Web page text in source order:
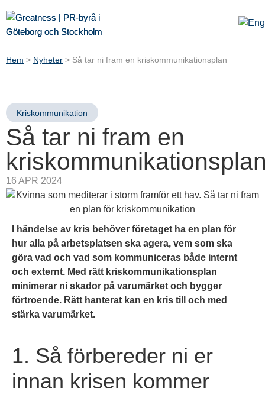
Hem > Nyheter > Så tar ni fram en kriskommunikationsplan
Kriskommunikation
Så tar ni fram en
16 APR 2024
I händelse av kris behöver företaget ha en plan för
hur alla på arbetsplatsen ska agera, vem som ska
göra vad och vad som kommuniceras både internt
och externt. Med rätt kriskommunikationsplan
minimerar ni skador på varumärket och bygger
förtroende. Rätt hanterat kan en kris till och med
stärka varumärket.
1. Så förbereder ni er
innan krisen kommer